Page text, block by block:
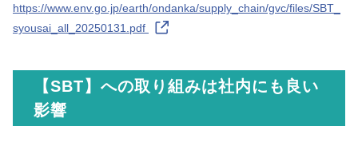
https://www.env.go.jp/earth/ondanka/supply_chain/gvc/files/SBT_
syousai_all_20250131.pdf
【SBT】への取り組みは社内にも良い
影響